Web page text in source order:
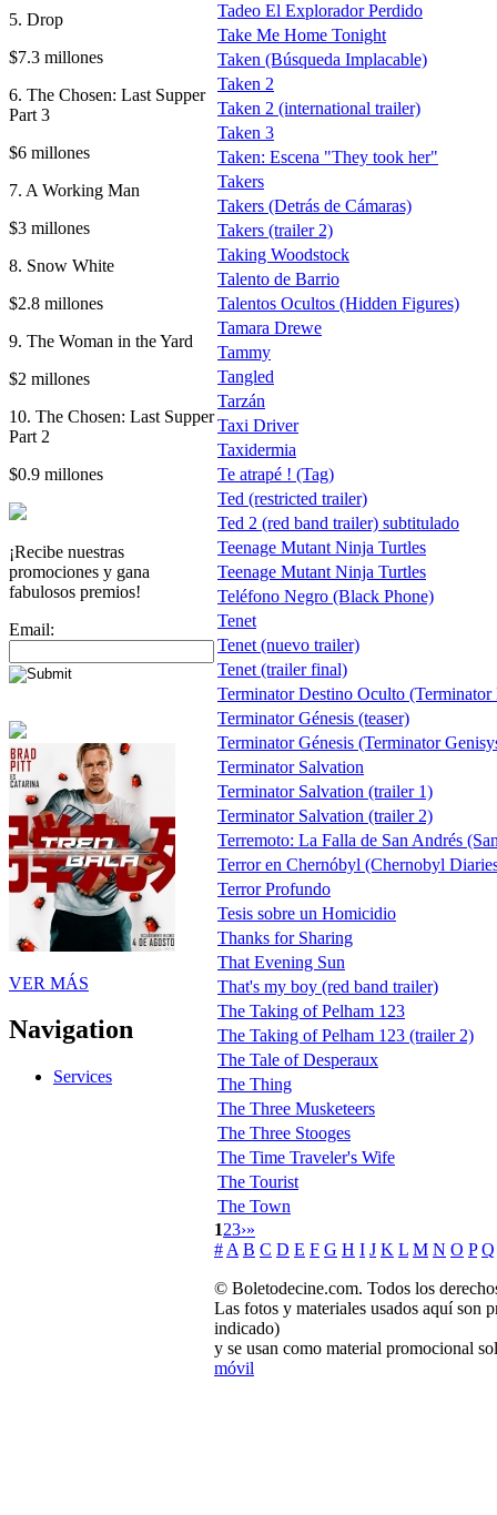
5. Drop
$7.3 millones
6. The Chosen: Last Supper
Part 3
$6 millones
7. A Working Man
$3 millones
8. Snow White
$2.8 millones
9. The Woman in the Yard
$2 millones
10. The Chosen: Last Supper
Part 2
$0.9 millones
¡Recibe nuestras
promociones y gana
fabulosos premios!
Email:
VER MÁS
Navigation
Services
Tadeo El Explorador Perdido
Take Me Home Tonight
Taken (Búsqueda Implacable)
Taken 2
Taken 2 (international trailer)
Taken 3
Taken: Escena "They took her"
Takers
Takers (Detrás de Cámaras)
Takers (trailer 2)
Taking Woodstock
Talento de Barrio
Talentos Ocultos (Hidden Figures)
Tamara Drewe
Tammy
Tangled
Tarzán
Taxi Driver
Taxidermia
Te atrapé ! (Tag)
Ted (restricted trailer)
Ted 2 (red band trailer) subtitulado
Teenage Mutant Ninja Turtles
Teenage Mutant Ninja Turtles
Teléfono Negro (Black Phone)
Tenet
Tenet (nuevo trailer)
Tenet (trailer final)
Terminator Destino Oculto (Terminator
Terminator Génesis (teaser)
Terminator Génesis (Terminator
Terminator Salvation
Terminator Salvation (trailer 1)
Terminator Salvation (trailer 2)
Terremoto: La Falla de San Andrés
Terror en Chernóbyl (Chernobyl
Terror Profundo
Tesis sobre un Homicidio
Thanks for Sharing
That Evening Sun
That's my boy (red band trailer)
The Taking of Pelham 123
The Taking of Pelham 123 (trailer 2)
The Tale of Desperaux
The Thing
The Three Musketeers
The Three Stooges
The Time Traveler's Wife
The Tourist
The Town
123›»
#A B C D E F G H I J K L M N O P Q
© Boletodecine.com. Todos los
Las fotos y materiales usados aquí son
indicado)
y se usan como material promocional
móvil